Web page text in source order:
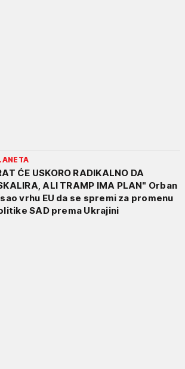
ĆE USKORO RADIKALNO DA
ALI TRAMP IMA PLAN" Orban
vrhu EU da se spremi za promenu
SAD prema Ukrajini